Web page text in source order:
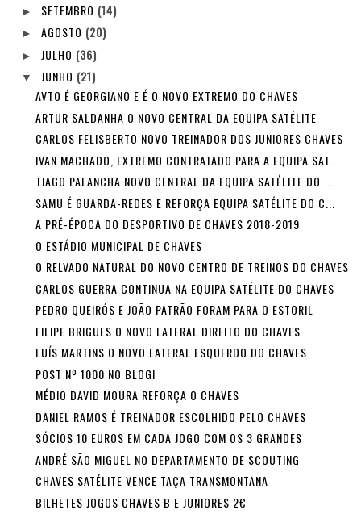
► SETEMBRO (14)
► AGOSTO (20)
► JULHO (36)
▼ JUNHO (21)
AVTO É GEORGIANO E É O NOVO EXTREMO DO CHAVES
ARTUR SALDANHA O NOVO CENTRAL DA EQUIPA SATÉLITE
CARLOS FELISBERTO NOVO TREINADOR DOS JUNIORES CHAVES
IVAN MACHADO, EXTREMO CONTRATADO PARA A EQUIPA SAT...
TIAGO PALANCHA NOVO CENTRAL DA EQUIPA SATÉLITE DO ...
SAMU É GUARDA-REDES E REFORÇA EQUIPA SATÉLITE DO C...
A PRÉ-ÉPOCA DO DESPORTIVO DE CHAVES 2018-2019
O ESTÁDIO MUNICIPAL DE CHAVES
O RELVADO NATURAL DO NOVO CENTRO DE TREINOS DO CHAVES
CARLOS GUERRA CONTINUA NA EQUIPA SATÉLITE DO CHAVES
PEDRO QUEIRÓS E JOÃO PATRÃO FORAM PARA O ESTORIL
FILIPE BRIGUES O NOVO LATERAL DIREITO DO CHAVES
LUÍS MARTINS O NOVO LATERAL ESQUERDO DO CHAVES
POST Nº 1000 NO BLOG!
MÉDIO DAVID MOURA REFORÇA O CHAVES
DANIEL RAMOS É TREINADOR ESCOLHIDO PELO CHAVES
SÓCIOS 10 EUROS EM CADA JOGO COM OS 3 GRANDES
ANDRÉ SÃO MIGUEL NO DEPARTAMENTO DE SCOUTING
CHAVES SATÉLITE VENCE TAÇA TRANSMONTANA
BILHETES JOGOS CHAVES B E JUNIORES 2€